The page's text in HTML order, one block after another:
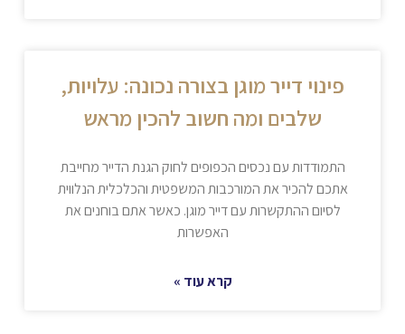
פינוי דייר מוגן בצורה נכונה: עלויות,
שלבים ומה חשוב להכין מראש
התמודדות עם נכסים הכפופים לחוק הגנת הדייר מחייבת
אתכם להכיר את המורכבות המשפטית והכלכלית הנלווית
לסיום ההתקשרות עם דייר מוגן. כאשר אתם בוחנים את
האפשרות
קרא עוד »